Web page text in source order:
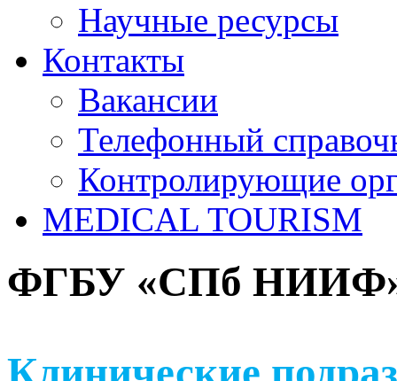
Научные ресурсы
Контакты
Вакансии
Телефонный
Контролирующие
MEDICAL TOURISM
ФГБУ «СПб НИИФ»